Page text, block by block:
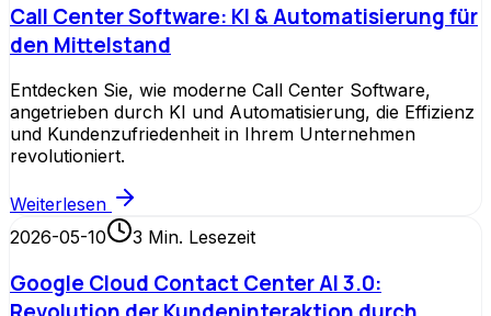
Call Center Software: KI & Automatisierung für
den Mittelstand
Entdecken Sie, wie moderne Call Center Software,
angetrieben durch KI und Automatisierung, die Effizienz
und Kundenzufriedenheit in Ihrem Unternehmen
revolutioniert.
Weiterlesen
2026-05-10
3 Min. Lesezeit
Google Cloud Contact Center AI 3.0: